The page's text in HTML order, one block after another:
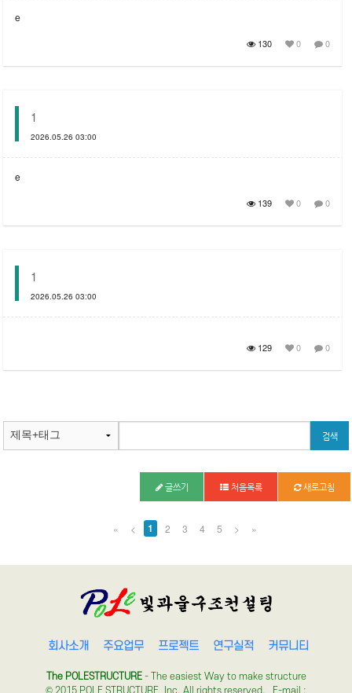
e
0
0
130
1
2026.05.26 03:00
e
0
0
139
1
2026.05.26 03:00
0
0
129
글쓰기 처음목록 새로고침
« < 1 2 3 4 5 > »
회사소개 주요업무 프로젝트 연구실적 커뮤니티
The POLESTRUCTURE- The easiest Way to make structure
© 2015 POLE STRUCTURE, Inc. All rights reserved. E-mail :